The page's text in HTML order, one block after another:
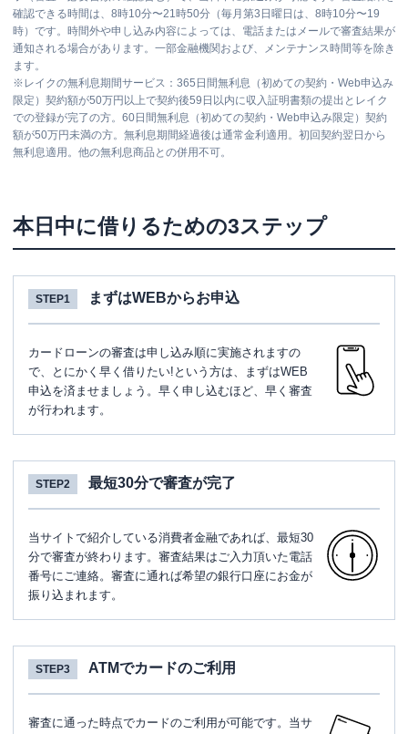
確認できる時間は、8時10分〜21時50分（毎月第3日曜日は、8時10分〜19
時）です。時間外や申し込み内容によっては、電話またはメールで審査結果が
通知される場合があります。一部金融機関および、メンテナンス時間等を除き
ます。
※ レイクの無利息期間サービス：365日間無利息（初めての契約・Web申込み
限定）契約額が50万円以上で契約後59日以内に収入証明書類の提出とレイク
での登録が完了の方。60日間無利息（初めての契約・Web申込み限定）契約
額が50万円未満の方。無利息期間経過後は通常金利適用。初回契約翌日から
無利息適用。他の無利息商品との併用不可。
本日中に借りるための3ステップ
STEP1 まずはWEBからお申込
カードローンの審査は申し込み順に実施されますの
で、とにかく早く借りたい!という方は、まずはWEB
申込を済ませましょう。早く申し込むほど、早く審査
が行われます。
STEP2 最短30分で審査が完了
当サイトで紹介している消費者金融であれば、最短30
分で審査が終わります。審査結果はご入力頂いた電話
番号にご連絡。審査に通れば希望の銀行口座にお金が
振り込まれます。
STEP3 ATMでカードのご利用
審査に通った時点でカードのご利用が可能です。当サ